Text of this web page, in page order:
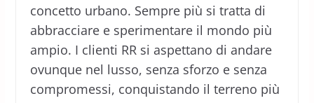
concetto urbano. Sempre più si tratta di
abbracciare e sperimentare il mondo più
ampio. I clienti RR si aspettano di andare
ovunque nel lusso, senza sforzo e senza
compromessi, conquistando il terreno più